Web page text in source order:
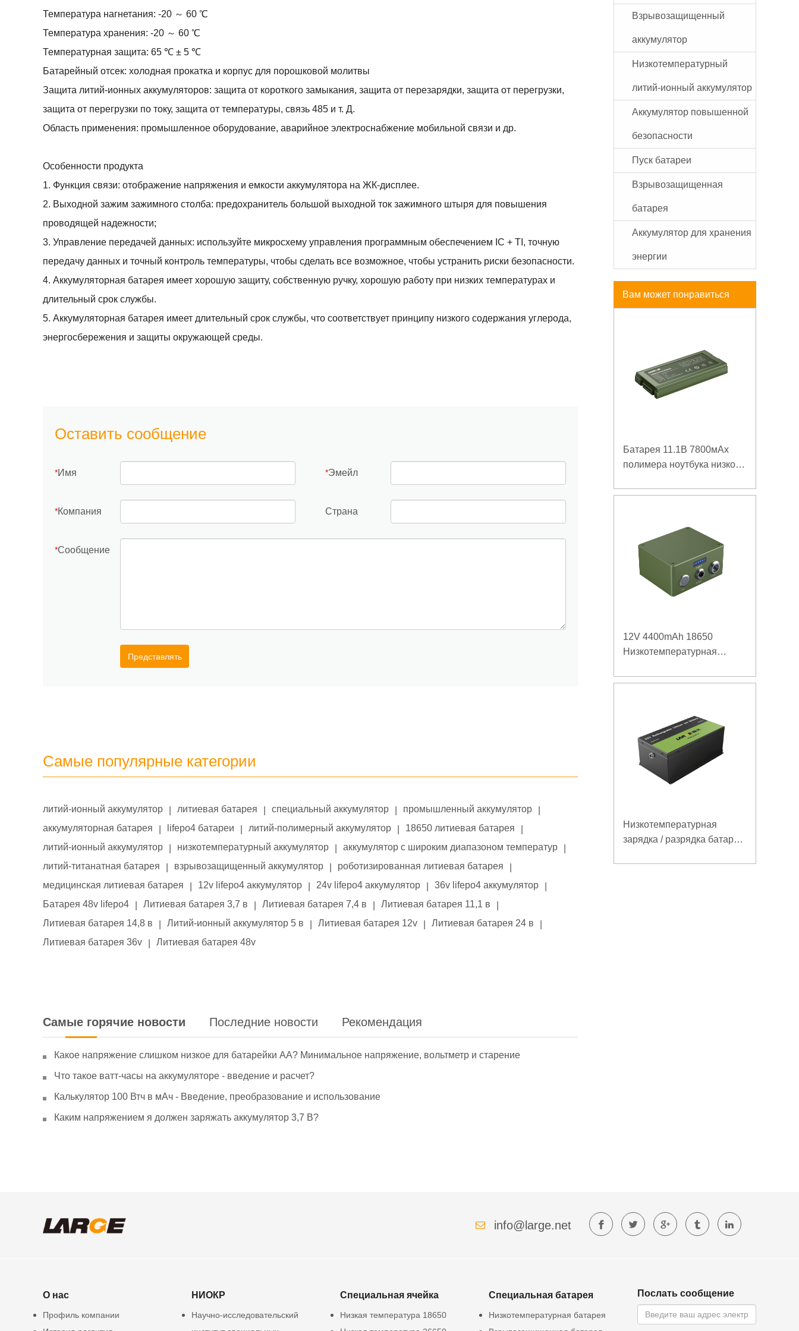
Температура нагнетания: -20 ～ 60 ℃
Температура хранения: -20 ～ 60 ℃
Температурная защита: 65 ℃ ± 5 ℃
Батарейный отсек: холодная прокатка и корпус для порошковой молитвы
Защита литий-ионных аккумуляторов: защита от короткого замыкания, защита от перезарядки, защита от перегрузки,
защита от перегрузки по току, защита от температуры, связь 485 и т. Д.
Область применения: промышленное оборудование, аварийное электроснабжение мобильной связи и др.
Особенности продукта
1. Функция связи: отображение напряжения и емкости аккумулятора на ЖК-дисплее.
2. Выходной зажим зажимного столба: предохранитель большой выходной ток зажимного штыря для повышения
проводящей надежности;
3. Управление передачей данных: используйте микросхему управления программным обеспечением IC + TI, точную
передачу данных и точный контроль температуры, чтобы сделать все возможное, чтобы устранить риски безопасности.
4. Аккумуляторная батарея имеет хорошую защиту, собственную ручку, хорошую работу при низких температурах и
длительный срок службы.
5. Аккумуляторная батарея имеет длительный срок службы, что соответствует принципу низкого содержания углерода,
энергосбережения и защиты окружающей среды.
Оставить сообщение
*Имя *Эмейл
*Компания Страна
*Сообщение
Представлять
Самые популярные категории
литий-ионный аккумулятор литиевая батарея специальный аккумулятор промышленный аккумулятор
аккумуляторная батарея
lifepo4 батареи литий-полимерный аккумулятор 18650 литиевая батарея
литий-ионный аккумулятор
низкотемпературный аккумулятор аккумулятор с широким диапазоном температур
литий-титанатная батарея
взрывозащищенный аккумулятор роботизированная литиевая батарея
медицинская литиевая батарея
12v lifepo4 аккумулятор 24v lifepo4 аккумулятор 36v lifepo4 аккумулятор
Батарея 48v lifepo4
Литиевая батарея 3,7 в Литиевая батарея 7,4 в Литиевая батарея 11,1 в
Литиевая батарея 14,8 в
Литий-ионный аккумулятор 5 в Литиевая батарея 12v Литиевая батарея 24 в
Литиевая батарея 36v
Литиевая батарея 48v
Самые горячие новости Последние новости Рекомендация
Какое напряжение слишком низкое для батарейки АА? Минимальное напряжение, вольтметр и старение
Что такое ватт-часы на аккумуляторе - введение и расчет?
Калькулятор 100 Втч в мАч - Введение, преобразование и использование
Каким напряжением я должен заряжать аккумулятор 3,7 В?
Взрывозащищенный
аккумулятор
Низкотемпературный
литий-ионный аккумулятор
Аккумулятор повышенной
безопасности
Пуск батареи
Взрывозащищенная
батарея
Аккумулятор для хранения
энергии
Вам может понравиться
Батарея 11.1В 7800мАх
полимера ноутбука низкой
плотности энергии
12V 4400mAh 18650
Низкотемпературная
усиленного источника
Низкотемпературная
зарядка / разрядка батареи
info@large.net
О нас
Профиль компании
НИОКР
Научно-исследовательский
Специальная ячейка
Низкая температура 18650
Специальная батарея
Низкотемпературная батарея
Послать сообщение